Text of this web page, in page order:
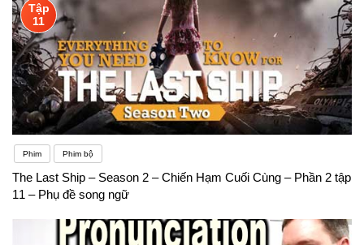
Tập
11
Phim Phim bộ
The Last Ship – Season 2 – Chiến Hạm Cuối Cùng – Phần 2 tập
11 – Phụ đề song ngữ